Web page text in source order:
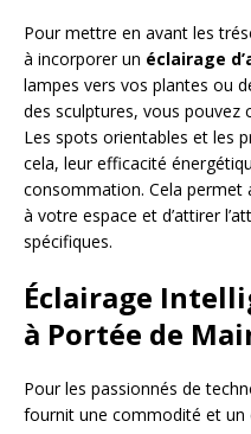
Pour mettre en avant les
à incorporer un éclairage
lampes vers vos plantes ou
des sculptures, vous pouvez
Les spots orientables et les
cela, leur efficacité
consommation. Cela permet
à votre espace et d’attirer
spécifiques.
Éclairage
à Portée de
Pour les passionnés de
fournit une commodité et un